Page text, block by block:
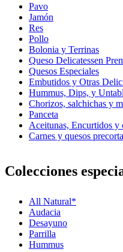
Pavo
Jamón
Res
Pollo
Bolonia y Terrinas
Queso Delicatessen
Quesos Especiales
Embutidos y Otras
Hummus, Dips, y
Chorizos, salchichas y
Panceta
Aceitunas, Encurtidos y
Carnes y quesos
Colecciones
All Natural*
Audacia
Desayuno
Parrilla
Hummus